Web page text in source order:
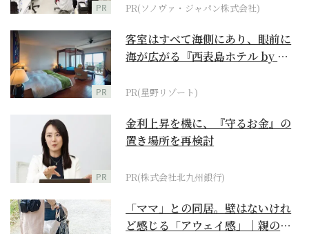
PR PR(ソノヴァ・ジャパン株式会社)
PR
客室はすべて海側にあり、眼前に
海が広がる『西表島ホテル by 星
PR(星野リゾート)
PR
金利上昇を機に、『守るお金』の
置き場所を再検討
PR(株式会社北九州銀行)
「ママ」との同居。壁はないけれ
ど感じる「アウェイ感」｜親の終